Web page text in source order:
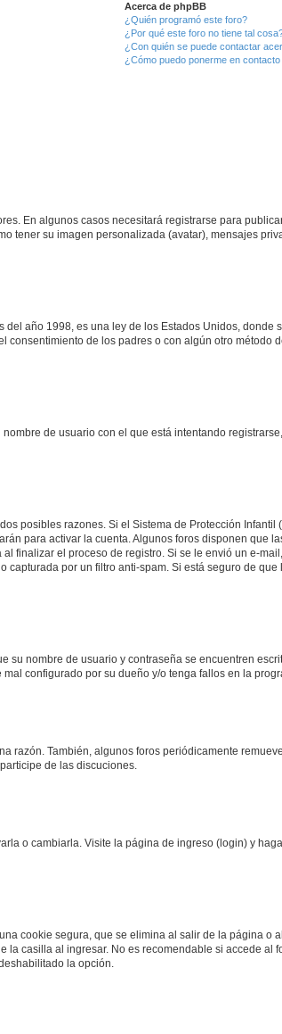
Acerca de phpBB
¿Quién programó este foro?
¿Por qué este foro no tiene tal
¿Con quién se puede contactar
¿Cómo puedo ponerme en
En algunos casos necesitará registrarse para
tener su imagen personalizada (avatar), mensajes
año 1998, es una ley de los Estados Unidos,
de los padres o con algún otro
de usuario con el que está intentando
posibles razones. Si el Sistema de Protección
para activar la cuenta. Algunos foros disponen que
finalizar el proceso de registro. Si se le envió un e-
por un filtro anti-spam. Si está seguro de
su nombre de usuario y contraseña se encuentren
configurado por su dueño y/o tenga fallos en la
razón. También, algunos foros periódicamente
de las discuciones.
o cambiarla. Visite la página de ingreso (login) y
cookie segura, que se elimina al salir de la página o
casilla al ingresar. No es recomendable si accede al
la opción.